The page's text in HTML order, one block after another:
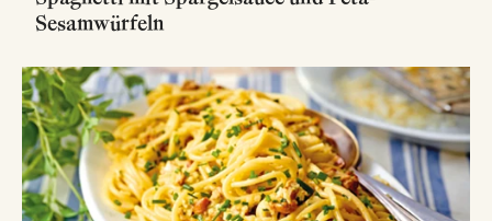
Sesamwürfeln